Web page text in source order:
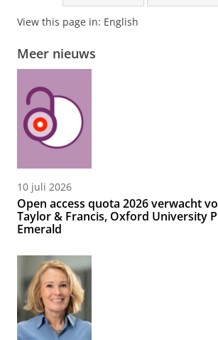
View this page in: English
Meer nieuws
10 juli 2026
Open access quota 2026 verwacht
Taylor & Francis, Oxford University
Emerald